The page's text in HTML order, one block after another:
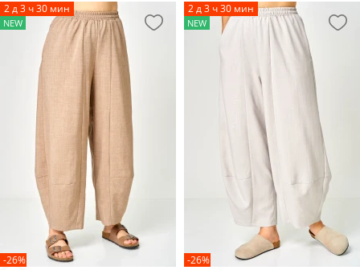
2 д 3 ч 30 мин
NEW
-26%
2 д 3 ч 30 мин
NEW
-26%